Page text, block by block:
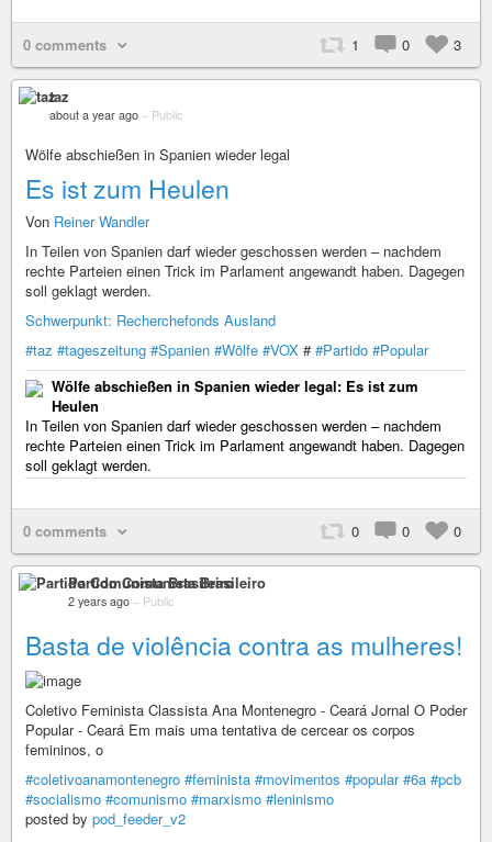
0 comments 1 0 3
taz
about a year ago – Public
Wölfe abschießen in Spanien wieder legal
Es ist zum Heulen
Von Reiner Wandler
In Teilen von Spanien darf wieder geschossen werden – nachdem
rechte Parteien einen Trick im Parlament angewandt haben. Dagegen
soll geklagt werden.
Schwerpunkt: Recherchefonds Ausland
#taz #tageszeitung #Spanien #Wölfe #VOX # #Partido #Popular
Wölfe abschießen in Spanien wieder legal: Es ist zum
Heulen
In Teilen von Spanien darf wieder geschossen werden – nachdem
rechte Parteien einen Trick im Parlament angewandt haben. Dagegen
soll geklagt werden.
0 comments 0 0 0
Partido Comunista Brasileiro
2 years ago – Public
Basta de violência contra as mulheres!
Coletivo Feminista Classista Ana Montenegro - Ceará Jornal O Poder
Popular - Ceará Em mais uma tentativa de cercear os corpos
femininos, o
#coletivoanamontenegro #feminista #movimentos #popular #6a #pcb
#socialismo #comunismo #marxismo #leninismo
posted by pod_feeder_v2